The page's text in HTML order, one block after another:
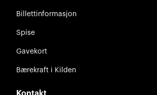
Billettinformasjon
Spise
Gavekort
Bærekraft i Kilden